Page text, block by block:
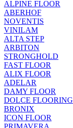
ALPINE FLOOR
ABERHOF
NOVENTIS
VINILAM
ALTA STEP
ARBITON
STRONGHOLD
FAST FLOOR
ALIX FLOOR
ADELAR
DAMY FLOOR
DOLCE FLOORING
BRONIX
ICON FLOOR
PRIMAVERA